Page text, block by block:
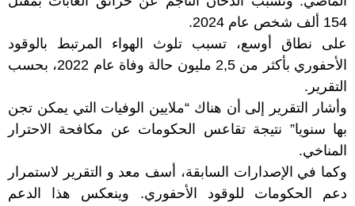
154 ألف شخص عام 2024.
على نطاق أوسع، تسبب تلوث الهواء المرتبط بالوقود
الأحفوري بأكثر من 2,5 مليون حالة وفاة عام 2022، بحسب
التقرير.
وأشار التقرير إلى أن هناك “ملايين الوفيات التي يمكن تجن
بها سنويا” نتيجة تقاعس الحكومات عن مكافحة الاحترار
المناخي.
وكما في الإصدارات السابقة، أسف معد و التقرير لاستمرار
دعم الحكومات للوقود الأحفوري. وينعكس هذا الدعم